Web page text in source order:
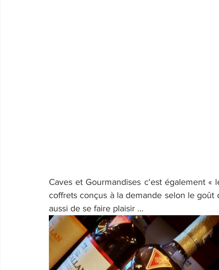
Caves et Gourmandises c'est également «
coffrets conçus à la demande selon le
aussi de se faire plaisir …